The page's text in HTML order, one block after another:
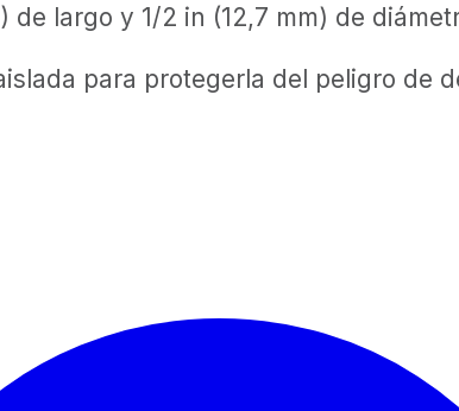
de largo y 1/2 in (12,7 mm) de
para protegerla del peligro de